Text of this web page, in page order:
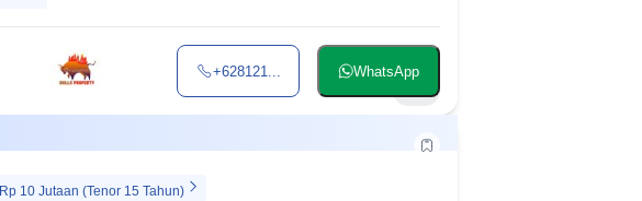
+628121... WhatsApp
Rp 10 Jutaan (Tenor 15 Tahun)